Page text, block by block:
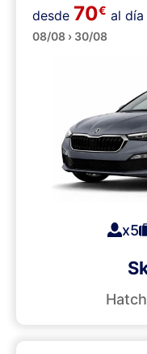
Medianos
desde 70€ al día
08/08 › 30/08
x5